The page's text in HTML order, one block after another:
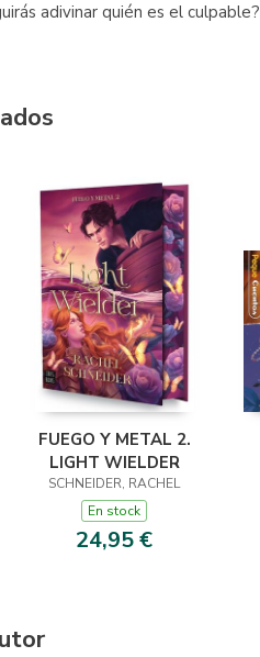
adivinar quién es el culpable?
FUEGO Y METAL 2.
LIGHT WIELDER
SCHNEIDER, RACHEL
En stock
24,95 €